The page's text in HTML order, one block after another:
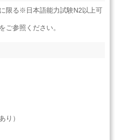
限る※日本語能力試験N2以上可
ご参照ください。
り）